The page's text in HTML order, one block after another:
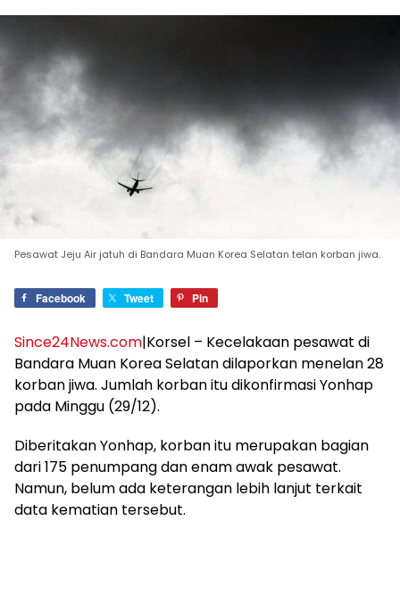
Pesawat Jeju Air jatuh di Bandara Muan Korea Selatan telan korban jiwa.
Facebook Tweet Pin
Since24News.com|Korsel – Kecelakaan pesawat di
Bandara Muan Korea Selatan dilaporkan menelan 28
korban jiwa. Jumlah korban itu dikonfirmasi Yonhap
pada Minggu (29/12).
Diberitakan Yonhap, korban itu merupakan bagian
dari 175 penumpang dan enam awak pesawat.
Namun, belum ada keterangan lebih lanjut terkait
data kematian tersebut.